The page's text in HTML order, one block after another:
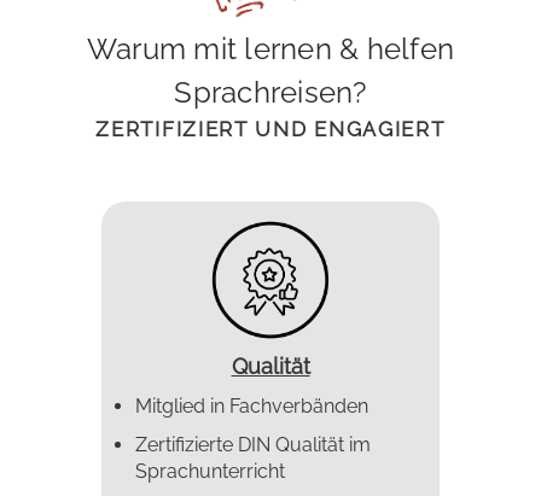
Warum mit lernen & helfen
Sprachreisen?
ZERTIFIZIERT UND ENGAGIERT
Qualität
Mitglied in Fachverbänden
Zertifizierte DIN Qualität im
Sprachunterricht